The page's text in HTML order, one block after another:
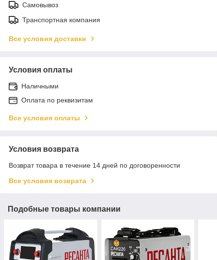
Самовывоз
Транспортная компания
Все условия доставки
Условия оплаты
Наличными
Оплата по реквизитам
Все условия оплаты
Условия возврата
Возврат товара в течение 14 дней по договоренности
Все условия возврата
Подобные товары компании